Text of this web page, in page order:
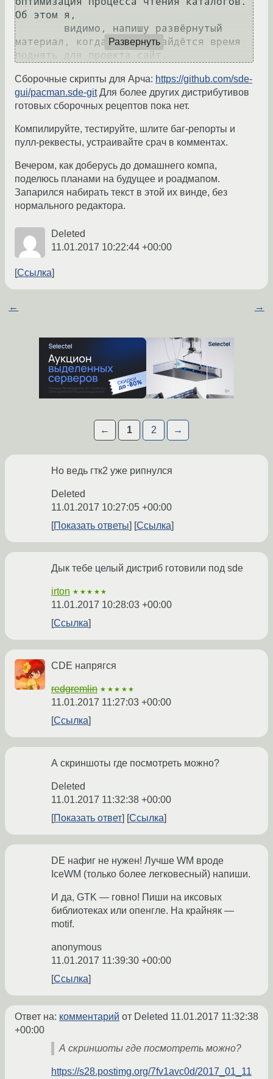
Об этом я,
материал, когда у меня найдётся время
Развернуть
Сборочные скрипты для Арча: https://github.com/sde-
gui/pacman.sde-gitДля более других дистрибутивов
готовых сборочных рецептов пока нет.
Компилируйте, тестируйте, шлите баг-репорты и
пулл-реквесты, устраивайте срач в комментах.
Вечером, как доберусь до домашнего компа,
поделюсь планами на будущее и роадмапом.
Запарился набирать текст в этой их винде, без
нормального редактора.
Deleted
11.01.2017 10:22:44 +00:00
Ссылка
← →
← 1 2 →
Но ведь гтк2 уже рипнулся
Deleted
11.01.2017 10:27:05 +00:00
Показать ответы
Ссылка
Дык тебе целый дистриб готовили под sde
irton ★★★★★
11.01.2017 10:28:03 +00:00
Ссылка
CDE напрягся
redgremlin ★★★★★
11.01.2017 11:27:03 +00:00
Ссылка
А скриншоты где посмотреть можно?
Deleted
11.01.2017 11:32:38 +00:00
Показать ответ
Ссылка
DE нафиг не нужен! Лучше WM вроде
IceWM (только более легковесный) напиши.
И да, GTK ­— говно! Пиши на иксовых
библиотеках или опенгле. На крайняк —
motif.
anonymous
11.01.2017 11:39:30 +00:00
Ссылка
Ответ на: комментарий от Deleted 11.01.2017 11:32:38
+00:00
А скриншоты где посмотреть можно?
https://s28.postimg.org/7fv1avc0d/2017_01_11